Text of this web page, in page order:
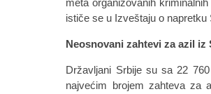
meta organizovanih
ističe se u Izveštaju o
Neosnovani zahtevi za azil iz
Državljani Srbije su sa 22
najvećim brojem zahteva za